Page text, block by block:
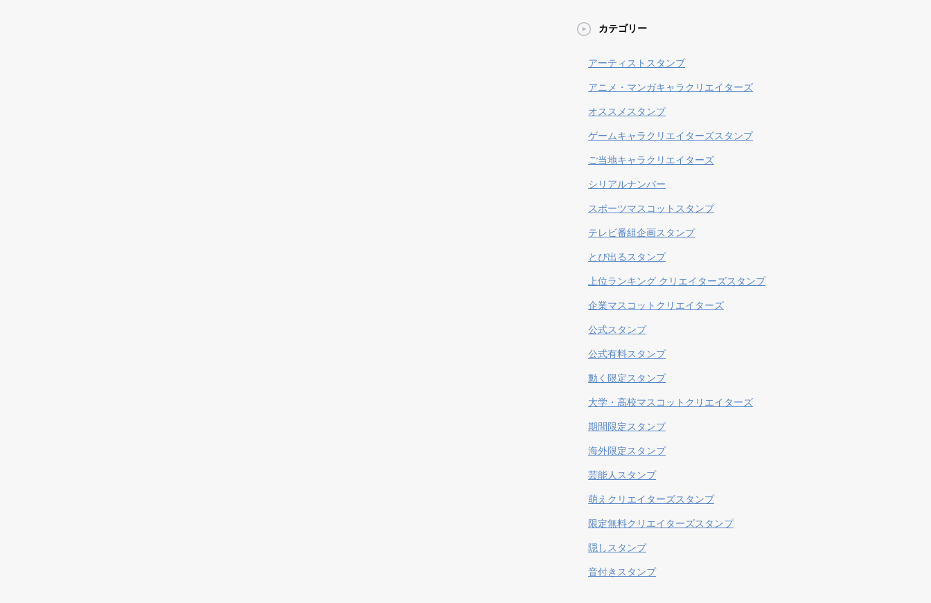
カテゴリー
アーティストスタンプ
アニメ・マンガキャラクリエイターズ
オススメスタンプ
ゲームキャラクリエイターズスタンプ
ご当地キャラクリエイターズ
シリアルナンバー
スポーツマスコットスタンプ
テレビ番組企画スタンプ
とび出るスタンプ
上位ランキング クリエイターズスタンプ
企業マスコットクリエイターズ
公式スタンプ
公式有料スタンプ
動く限定スタンプ
大学・高校マスコットクリエイターズ
期間限定スタンプ
海外限定スタンプ
芸能人スタンプ
萌えクリエイターズスタンプ
限定無料クリエイターズスタンプ
隠しスタンプ
音付きスタンプ